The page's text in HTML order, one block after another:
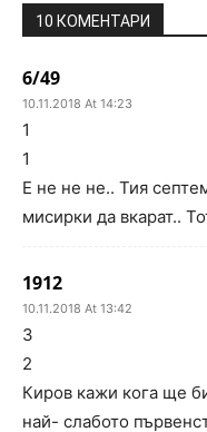
10 КОМЕНТАРИ
6/49
10.11.2018 At 14:23
1
1
Е не не не.. Тия
мисирки да вкарат..
1912
10.11.2018 At 13:42
3
2
Киров кажи кога ще
най- слабото